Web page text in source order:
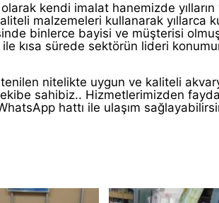
kendi imalat hanemizde
malzemeleri kullanarak yıllarca
binlerce bayisi ve müşterisi
kısa sürede sektörün lideri
nitelikte uygun ve kaliteli
sahibiz.. Hizmetlerimizden
hattı ile ulaşım